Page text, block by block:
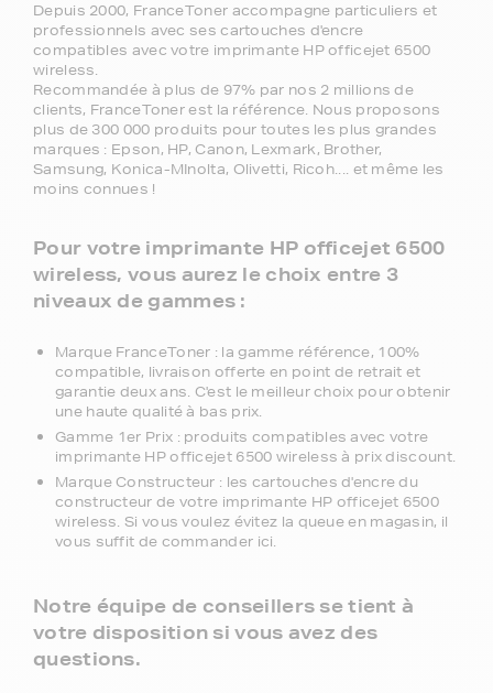
Depuis 2000, FranceToner accompagne particuliers et
professionnels avec ses cartouches d'encre
compatibles avec votre imprimante HP officejet 6500
wireless.
Recommandée à plus de 97% par nos 2 millions de
clients, FranceToner est la référence. Nous proposons
plus de 300 000 produits pour toutes les plus grandes
marques : Epson, HP, Canon, Lexmark, Brother,
Samsung, Konica-MInolta, Olivetti, Ricoh.... et même les
moins connues !
Pour votre imprimante HP officejet 6500
wireless, vous aurez le choix entre 3
niveaux de gammes :
Marque FranceToner : la gamme référence, 100%
compatible, livraison offerte en point de retrait et
garantie deux ans. C'est le meilleur choix pour obtenir
une haute qualité à bas prix.
Gamme 1er Prix : produits compatibles avec votre
imprimante HP officejet 6500 wireless à prix discount.
Marque Constructeur : les cartouches d'encre du
constructeur de votre imprimante HP officejet 6500
wireless. Si vous voulez évitez la queue en magasin, il
vous suffit de commander ici.
Notre équipe de conseillers se tient à
votre disposition si vous avez des
questions.